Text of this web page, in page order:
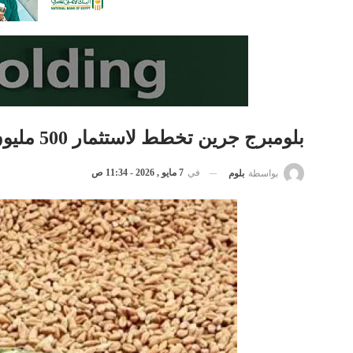
بلومبرج جرين تخطط لاستثمار 500 مليون دولار في مركز للأمن الغذائي بمصر
بواسطة بلوم في 7 مايو , 2026 - 11:34 ص